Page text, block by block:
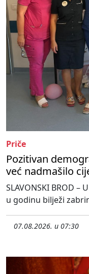
Priče
Pozitivan
već nadmašilo
SLAVONSKI BROD
u godinu bilježi
07.08.2026. u 07:30